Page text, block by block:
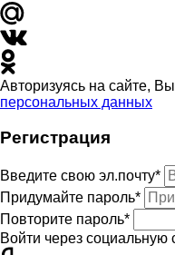
Авторизуясь на сайте,
персональных данных
Регистрация
Введите свою эл.почту*
Придумайте пароль*
Повторите пароль*
Войти через социальную